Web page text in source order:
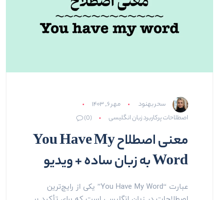
سحر بهنود
مهر ۶, ۱۴۰۳
اصطلاحات پرکاربرد زبان انگلیسی
(0)
معنی اصطلاح You Have My
Word به زبان ساده + ویدیو
عبارت “You Have My Word” یکی از رایج‌ترین